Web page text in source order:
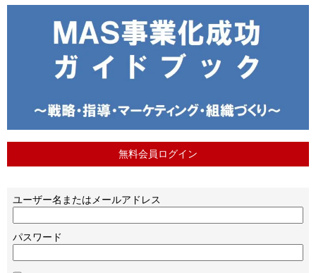
無料会員ログイン
ユーザー名またはメールアドレス
パスワード